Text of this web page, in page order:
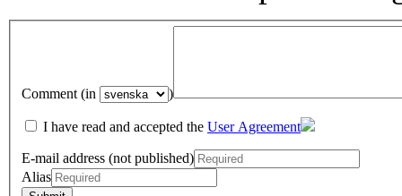
Comment (in )
I have read and accepted the User Agreement
E-mail address (not published)
Alias